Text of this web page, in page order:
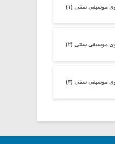
موسیقی سنتی (۱)
موسیقی سنتی (۲)
موسیقی سنتی (۳)